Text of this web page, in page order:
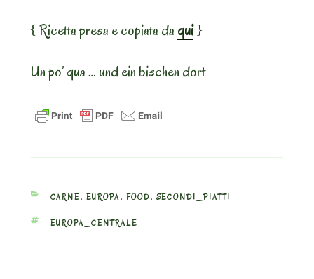
{ Ricetta presa e copiata da qui}
Un po’ qua … und ein bischen dort
CATEGORIES
CARNE, EUROPA, FOOD,SECONDI_PIATTI
TAGS
EUROPA_CENTRALE